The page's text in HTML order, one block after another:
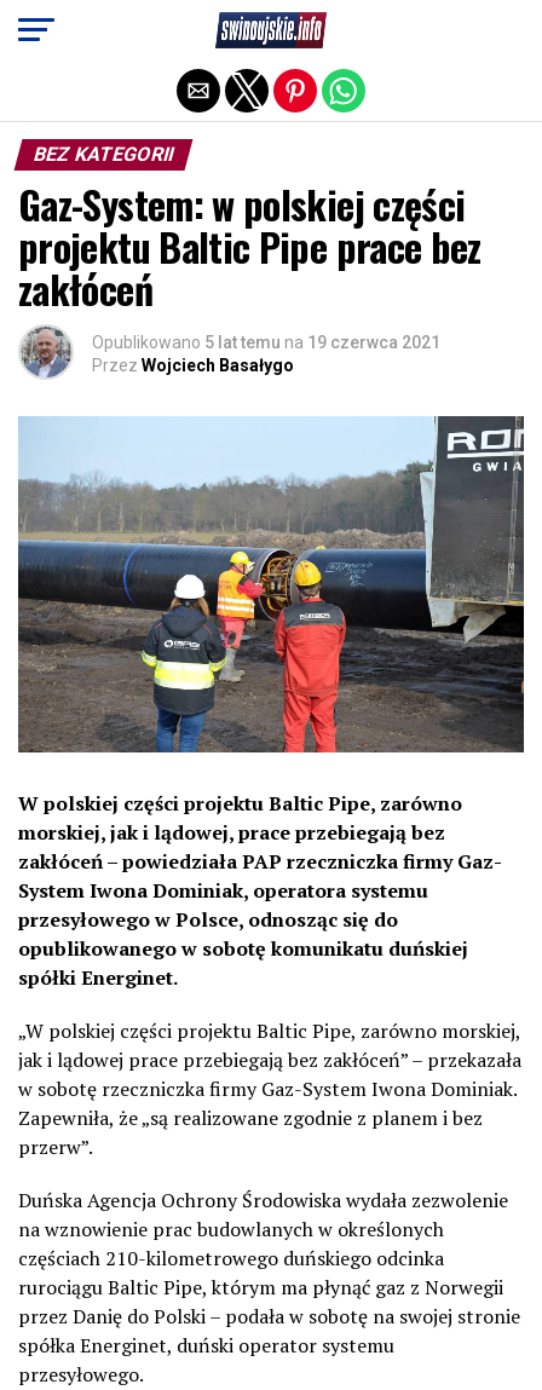
BEZ KATEGORII
Gaz-System: w polskiej części
projektu Baltic Pipe prace bez
zakłóceń
Opublikowano 5 lat temu na 19 czerwca 2021
Przez Wojciech Basałygo
W polskiej części projektu Baltic Pipe, zarówno
morskiej, jak i lądowej, prace przebiegają bez
zakłóceń – powiedziała PAP rzeczniczka firmy Gaz-
System Iwona Dominiak, operatora systemu
przesyłowego w Polsce, odnosząc się do
opublikowanego w sobotę komunikatu duńskiej
spółki Energinet.
„W polskiej części projektu Baltic Pipe, zarówno morskiej,
jak i lądowej prace przebiegają bez zakłóceń” – przekazała
w sobotę rzeczniczka firmy Gaz-System Iwona Dominiak.
Zapewniła, że „są realizowane zgodnie z planem i bez
przerw”.
Duńska Agencja Ochrony Środowiska wydała zezwolenie
na wznowienie prac budowlanych w określonych
częściach 210-kilometrowego duńskiego odcinka
rurociągu Baltic Pipe, którym ma płynąć gaz z Norwegii
przez Danię do Polski – podała w sobotę na swojej stronie
spółka Energinet, duński operator systemu
przesyłowego.
Exit mobile version